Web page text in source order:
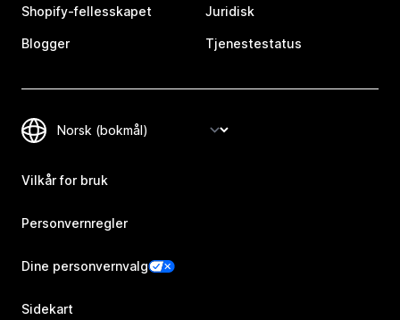
Shopify-fellesskapet
Blogger
Juridisk
Tjenestestatus
Vilkår for bruk
Personvernregler
Dine personvernvalg
Sidekart